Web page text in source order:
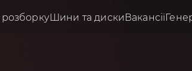
Шини та дискиВакансії